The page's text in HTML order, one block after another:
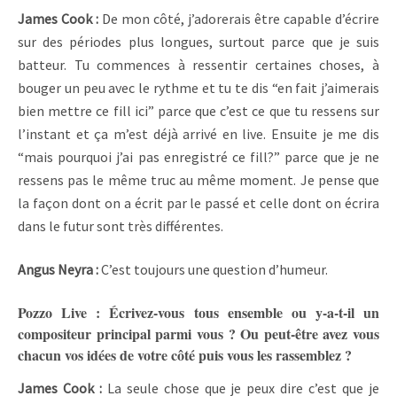
James Cook : De mon côté, j’adorerais être capable d’écrire
sur des périodes plus longues, surtout parce que je suis
batteur. Tu commences à ressentir certaines choses, à
bouger un peu avec le rythme et tu te dis “en fait j’aimerais
bien mettre ce fill ici” parce que c’est ce que tu ressens sur
l’instant et ça m’est déjà arrivé en live. Ensuite je me dis
“mais pourquoi j’ai pas enregistré ce fill?” parce que je ne
ressens pas le même truc au même moment. Je pense que
la façon dont on a écrit par le passé et celle dont on écrira
dans le futur sont très différentes.
Angus Neyra :C’est toujours une question d’humeur.
Pozzo Live : Écrivez-vous tous ensemble ou y-a-t-il un
compositeur principal parmi vous ? Ou peut-être avez vous
chacun vos idées de votre côté puis vous les rassemblez ?
James Cook : La seule chose que je peux dire c’est que je